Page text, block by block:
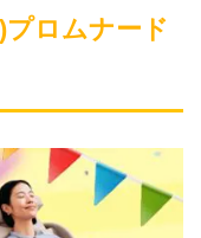
ロムナード